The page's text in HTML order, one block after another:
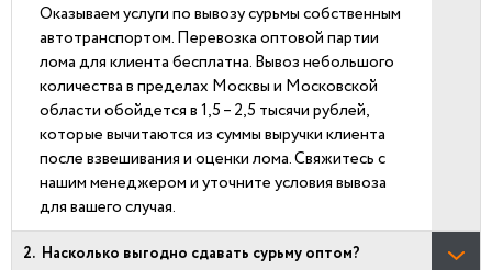
Оказываем услуги по вывозу сурьмы собственным
автотранспортом. Перевозка оптовой партии
лома для клиента бесплатна. Вывоз небольшого
количества в пределах Москвы и Московской
области обойдется в 1,5 – 2,5 тысячи рублей,
которые вычитаются из суммы выручки клиента
после взвешивания и оценки лома. Свяжитесь с
нашим менеджером и уточните условия вывоза
для вашего случая.
Насколько выгодно сдавать сурьму оптом?